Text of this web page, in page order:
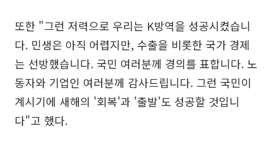
또한 "그런 저력으로 우리는 K방역을 성공시켰습니
다. 민생은 아직 어렵지만, 수출을 비롯한 국가 경제
는 선방했습니다. 국민 여러분께 경의를 표합니다. 노
동자와 기업인 여러분께 감사드립니다. 그런 국민이
계시기에 새해의 '회복'과 '출발'도 성공할 것입니
다"고 했다.